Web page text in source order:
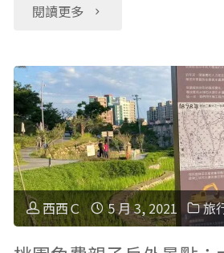
閱讀更多
"冬
港
免
費
景
西西Ｃ 5 月 3, 2021 旅